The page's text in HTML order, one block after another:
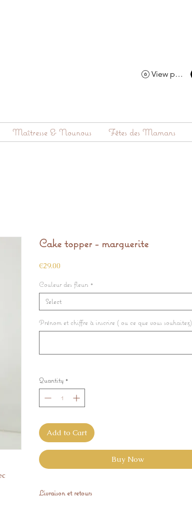
View points
Maîtresse & Nounous Fêtes des Mamans
Cake topper - marguerite
€29.00
Couleur des fleurs *
Select
Prénom et chiffre à inscrire ( ou ce que vous souhaitez)
Quantity *
Add to Cart
Buy Now
Livraison et retours